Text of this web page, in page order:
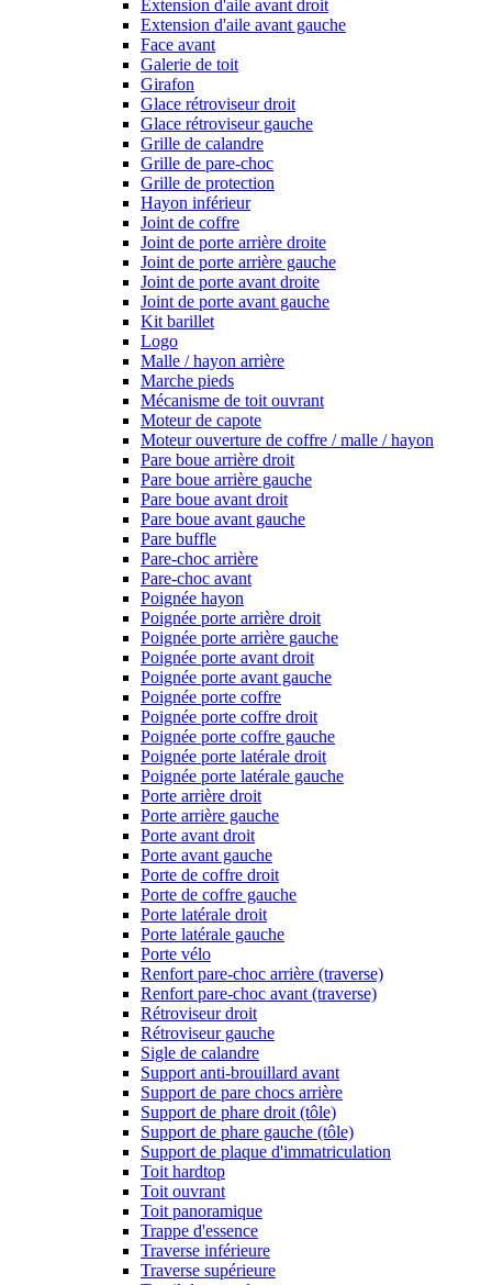
Extension d'aile avant droit
Extension d'aile avant gauche
Face avant
Galerie de toit
Girafon
Glace rétroviseur droit
Glace rétroviseur gauche
Grille de calandre
Grille de pare-choc
Grille de protection
Hayon inférieur
Joint de coffre
Joint de porte arrière droite
Joint de porte arrière gauche
Joint de porte avant droite
Joint de porte avant gauche
Kit barillet
Logo
Malle / hayon arrière
Marche pieds
Mécanisme de toit ouvrant
Moteur de capote
Moteur ouverture de coffre / malle / hayon
Pare boue arrière droit
Pare boue arrière gauche
Pare boue avant droit
Pare boue avant gauche
Pare buffle
Pare-choc arrière
Pare-choc avant
Poignée hayon
Poignée porte arrière droit
Poignée porte arrière gauche
Poignée porte avant droit
Poignée porte avant gauche
Poignée porte coffre
Poignée porte coffre droit
Poignée porte coffre gauche
Poignée porte latérale droit
Poignée porte latérale gauche
Porte arrière droit
Porte arrière gauche
Porte avant droit
Porte avant gauche
Porte de coffre droit
Porte de coffre gauche
Porte latérale droit
Porte latérale gauche
Porte vélo
Renfort pare-choc arrière (traverse)
Renfort pare-choc avant (traverse)
Rétroviseur droit
Rétroviseur gauche
Sigle de calandre
Support anti-brouillard avant
Support de pare chocs arrière
Support de phare droit (tôle)
Support de phare gauche (tôle)
Support de plaque d'immatriculation
Toit hardtop
Toit ouvrant
Toit panoramique
Trappe d'essence
Traverse inférieure
Traverse supérieure